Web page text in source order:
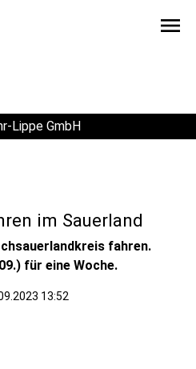
menu
Lippe GmbH
im Sauerland
fahren.
für eine Woche.
13:52